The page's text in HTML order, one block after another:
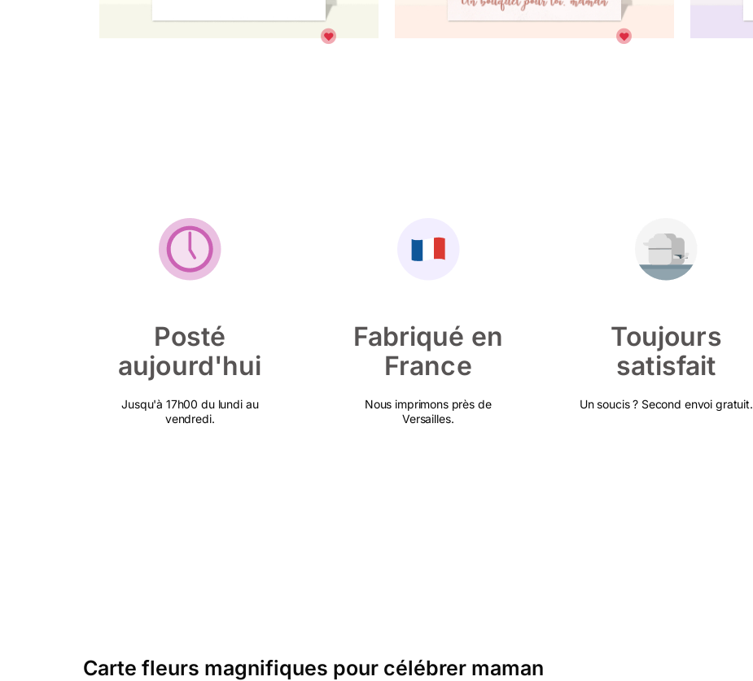
Posté
aujourd'hui
Jusqu'à 17h00 du lundi au
vendredi.
Fabriqué en
France
Nous imprimons près de
Versailles.
Toujours
satisfait
Un soucis ? Second envoi gratuit.
Carte fleurs magnifiques pour célébrer maman